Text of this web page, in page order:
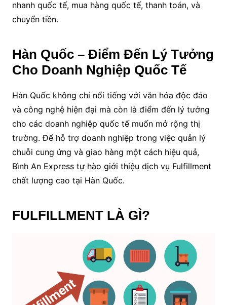
nhanh quốc tế, mua hàng quốc tế, thanh toán, và
chuyển tiền.
Hàn Quốc – Điểm Đến Lý Tưởng
Cho Doanh Nghiệp Quốc Tế
Hàn Quốc không chỉ nổi tiếng với văn hóa độc đáo
và công nghệ hiện đại mà còn là điểm đến lý tưởng
cho các doanh nghiệp quốc tế muốn mở rộng thị
trường. Để hỗ trợ doanh nghiệp trong việc quản lý
chuỗi cung ứng và giao hàng một cách hiệu quả,
Bình An Express tự hào giới thiệu dịch vụ Fulfillment
chất lượng cao tại Hàn Quốc.
FULFILLMENT LÀ GÌ?